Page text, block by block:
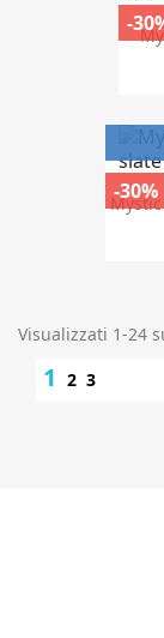
-
Mystic
-30%
Visualizzati 1-24
1 2 3